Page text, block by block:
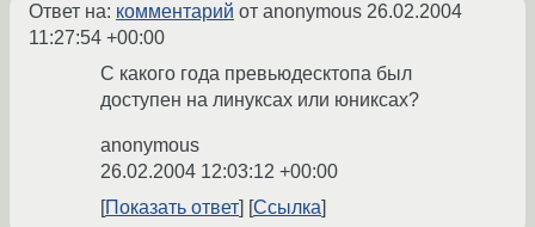
Ответ на: комментарий от anonymous 26.02.2004
11:27:54 +00:00
С какого года превьюдесктопа был
доступен на линуксах или юниксах?
anonymous
26.02.2004 12:03:12 +00:00
Показать ответ
Ссылка